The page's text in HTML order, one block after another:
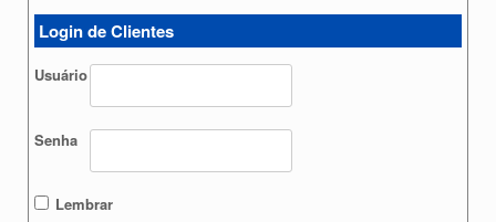
Login de Clientes
Usuário
Senha
Lembrar